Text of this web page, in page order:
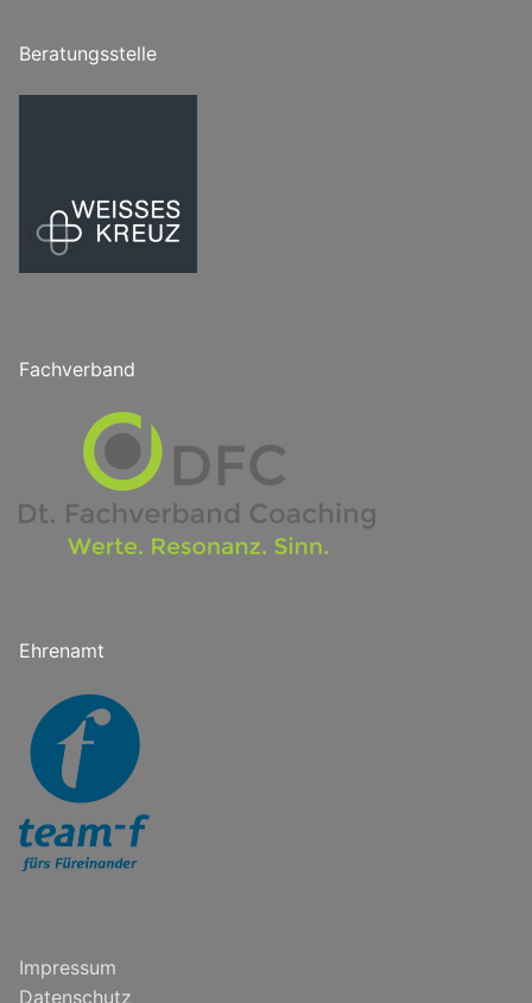
Beratungsstelle
Fachverband
Ehrenamt
Impressum
Datenschutz